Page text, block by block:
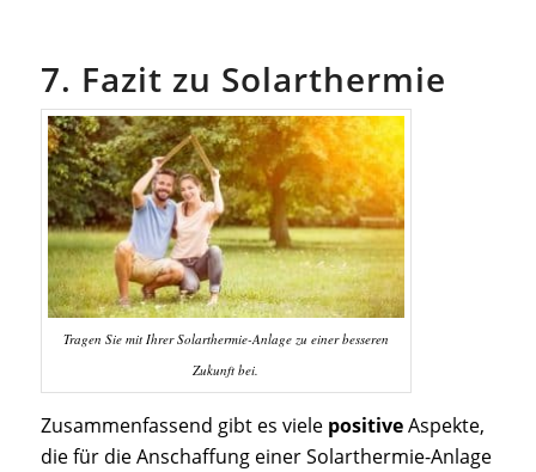
7. Fazit zu Solarthermie
Tragen Sie mit Ihrer Solarthermie-Anlage zu einer besseren
Zukunft bei.
Zusammenfassend gibt es viele positiveAspekte,
die für die Anschaffung einer Solarthermie-Anlage